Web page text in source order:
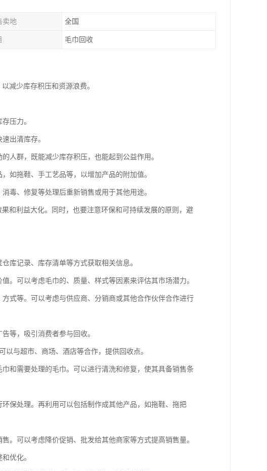
卖地 全国
毛巾回收
减少库存积压和资源浪费。
压力。
出清库存。
人群，既能减少库存积压，也能起到公益作用。
如拖鞋、手工艺品等，以增加产品的附加值。
毒、修复等处理后重新销售或用于其他用途。
和利益大化。同时，也要注意环保和可持续发展的原则，避
库记录、库存清单等方式获取相关信息。
。可以考虑毛巾的、质量、样式等因素来评估其市场潜力。
式等。可以考虑与供应商、分销商或其他合作伙伴合作进行
等，吸引消费者参与回收。
与超市、商场、酒店等合作，提供回收点。
和需要处理的毛巾。可以进行清洗和修复，使其具备销售条
保处理。再利用可以包括制作成其他产品，如拖鞋、拖把
。可以考虑降价促销、批发给其他商家等方式提高销售量。
优化。